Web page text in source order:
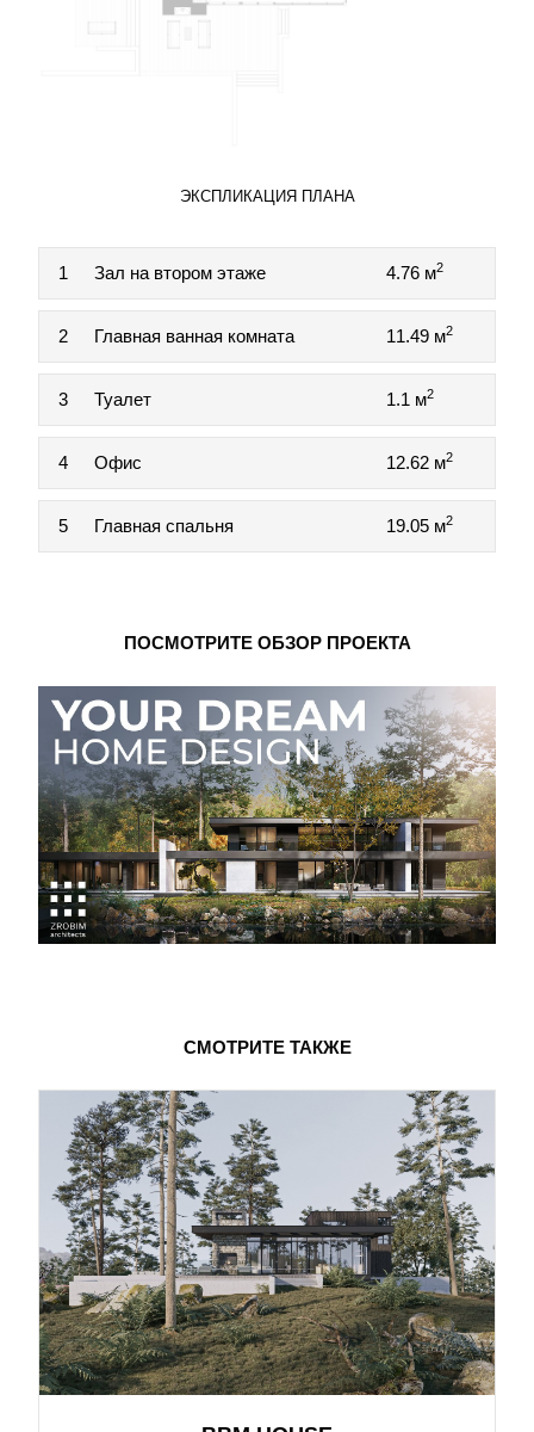
ЭКСПЛИКАЦИЯ ПЛАНА
1 Зал на втором этаже 4.76 м2
2 Главная ванная комната 11.49 м2
3 Туалет 1.1 м2
4 Офис 12.62 м2
5 Главная спальня 19.05 м2
ПОСМОТРИТЕ ОБЗОР ПРОЕКТА
СМОТРИТЕ ТАКЖЕ